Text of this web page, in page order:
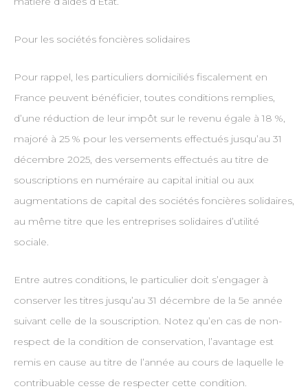
Pour les sociétés foncières solidaires
Pour rappel, les particuliers domiciliés fiscalement en
France peuvent bénéficier, toutes conditions remplies,
d’une réduction de leur impôt sur le revenu égale à 18 %,
majoré à 25 % pour les versements effectués jusqu’au 31
décembre 2025, des versements effectués au titre de
souscriptions en numéraire au capital initial ou aux
augmentations de capital des sociétés foncières solidaires,
au même titre que les entreprises solidaires d’utilité
sociale.
Entre autres conditions, le particulier doit s’engager à
conserver les titres jusqu’au 31 décembre de la 5e année
suivant celle de la souscription. Notez qu’en cas de non-
respect de la condition de conservation, l’avantage est
remis en cause au titre de l’année au cours de laquelle le
contribuable cesse de respecter cette condition.